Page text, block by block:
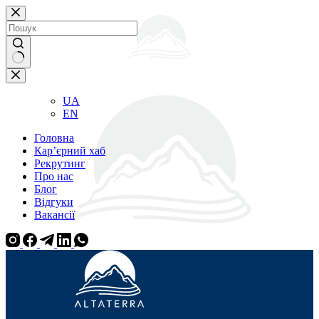
Перейти
до
вмісту
Немає
результатів
UA
EN
Головна
Кар’єрний хаб
Рекрутинг
Про нас
Блог
Відгуки
Вакансії